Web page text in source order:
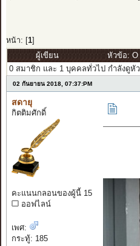
หน้า: [ 1]
ผู้เขียน
หัวข้อ: O
0 สมาชิก และ 1 บุคคลทั่วไป กำลังดูหั
02 กันยายน 2018, 07:37:PM
สดายุ
กิตติมศักดิ์
คะแนนกลอนของผู้นี้ 15
ออฟไลน์
เพศ:
กระทู้: 185